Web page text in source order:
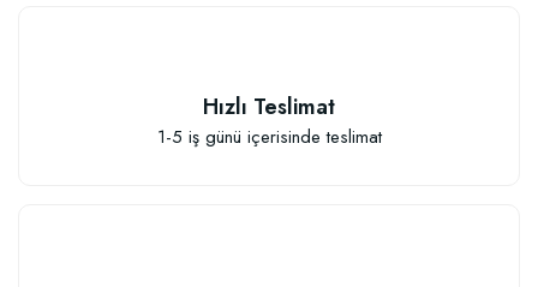
Hızlı Teslimat
1-5 iş günü içerisinde teslimat